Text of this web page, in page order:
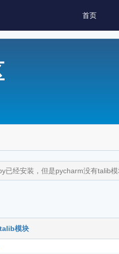
首页
已经安装，但是pycharm没有talib
模块